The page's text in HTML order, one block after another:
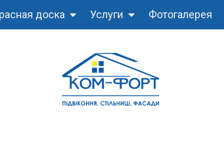
доска Услуги Фотогалерея